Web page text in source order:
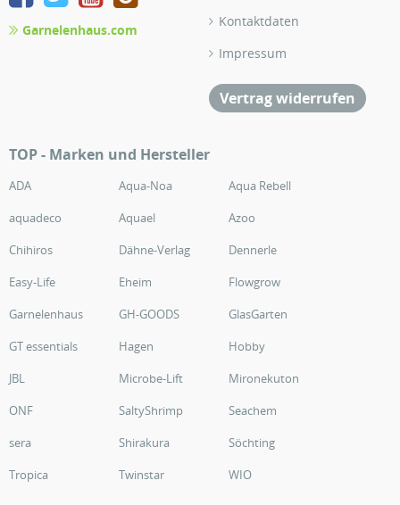
Garnelenhaus.com
Kontaktdaten
Impressum
Vertrag widerrufen
TOP - Marken und Hersteller
ADA Aqua-Noa
Aqua Rebell
aquadeco
Aquael
Azoo
Chihiros
Dähne-Verlag
Dennerle
Easy-Life
Eheim
Flowgrow
Garnelenhaus
GH-GOODS
GlasGarten
GT essentials
Hagen
Hobby
JBL
Microbe-Lift
Mironekuton
ONF
SaltyShrimp
Seachem
sera
Shirakura
Söchting
Tropica
Twinstar WIO